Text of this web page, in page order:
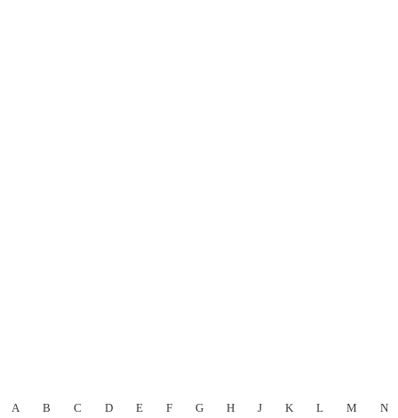
A B C D E F G H J K L M N